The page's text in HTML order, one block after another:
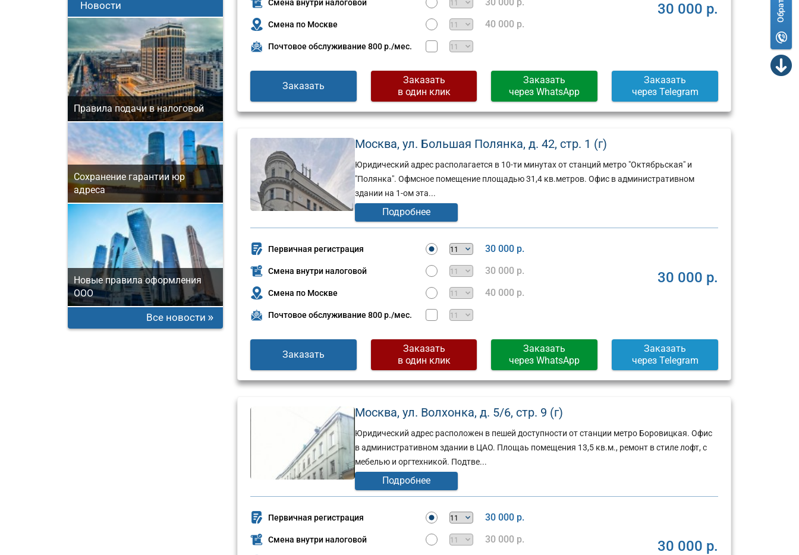
Новости
Правила подачи в налоговой
Сохранение гарантии юр
адреса
Новые правила оформления
ООО
Все новости
Смена внутри налоговой
Смена по Москве 40 000 р.
Почтовое обслуживание 800 р./мес.
30 000 р.
Заказать
Заказать
в один клик
Заказать
через WhatsApp
Заказать
через Telegram
Москва, ул. Большая Полянка, д. 42, стр. 1 (г)
Юридический адрес располагается в 10-ти минутах от станций метро "Октябрьская" и
"Полянка". Офмсное помещение площадью 31,4 кв.метров. Офис в административном
здании на 1-ом эта...
Подробнее
Первичная регистрация 30 000 р.
Смена внутри налоговой 30 000 р.
Смена по Москве 40 000 р.
Почтовое обслуживание 800 р./мес.
30 000 р.
Заказать
Заказать
в один клик
Заказать
через WhatsApp
Заказать
через Telegram
Москва, ул. Волхонка, д. 5/6, стр. 9 (г)
Юридический адрес расположен в пешей доступности от станции метро Боровицкая. Офис
в административном здании в ЦАО. Площаь помещения 13,5 кв.м., ремонт в стиле лофт, с
мебелью и оргтехникой. Подтве...
Подробнее
Первичная регистрация 30 000 р.
Смена внутри налоговой 30 000 р. 30 000 р.